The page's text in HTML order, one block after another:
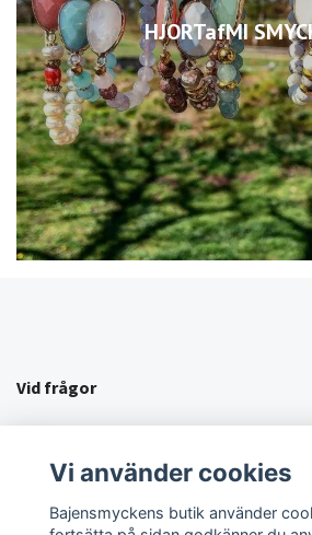
HJORTafMI
Vid frågor
Sociala medier
Vi använder cookies
Bajensmyckens butik använder